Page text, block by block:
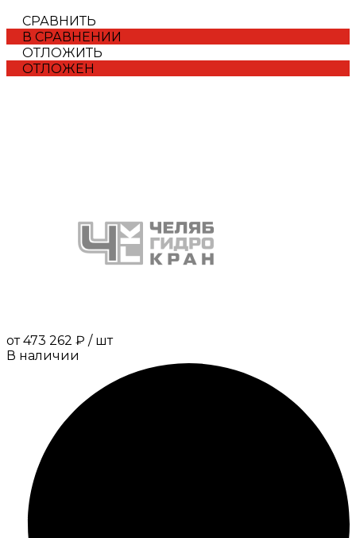
СРАВНИТЬ
В СРАВНЕНИИ
ОТЛОЖИТЬ
ОТЛОЖЕН
от 473 262 ₽ / шт
В наличии